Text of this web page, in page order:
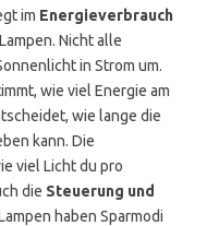
im Energieverbrauch
Nicht alle
in Strom um.
wie viel Energie am
wie lange die
kann. Die
viel Licht du pro
die Steuerung und
haben Sparmodi